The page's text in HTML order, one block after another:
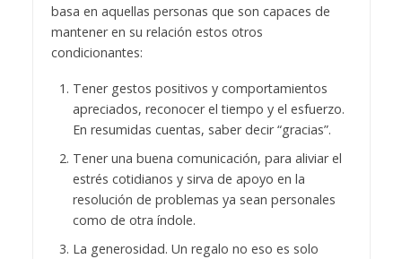
basa en aquellas personas que son capaces de
mantener en su relación estos otros
condicionantes:
Tener gestos positivos y comportamientos
apreciados, reconocer el tiempo y el esfuerzo.
En resumidas cuentas, saber decir “gracias”.
Tener una buena comunicación, para aliviar el
estrés cotidianos y sirva de apoyo en la
resolución de problemas ya sean personales
como de otra índole.
La generosidad. Un regalo no eso es solo